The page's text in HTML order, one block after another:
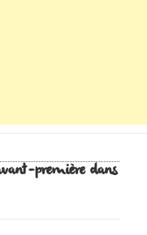
première dans